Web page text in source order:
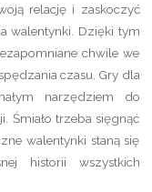
relację i zaskoczyć
walentynki. Dzięki tym
chwile we
czasu. Gry dla
narzędziem do
Śmiało trzeba sięgnąć
walentynki staną się
historii wszystkich